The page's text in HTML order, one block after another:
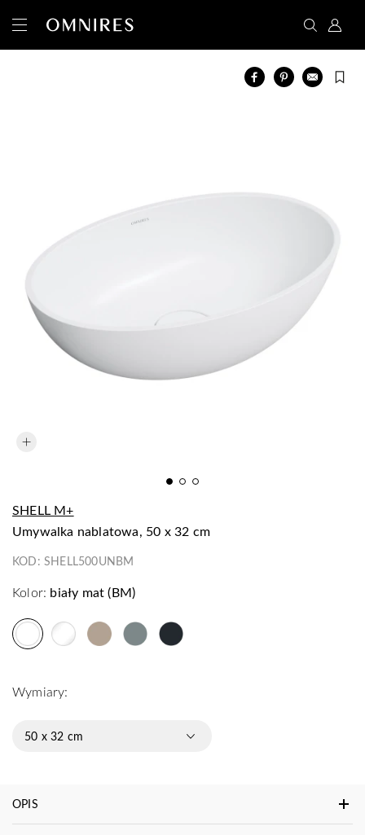
SHELL M+
umywalka nablatowa, 50 x 32 cm
KOD: SHELL500UNBM
Kolor: biały mat (BM)
Wymiary:
50 x 32 cm
OPIS